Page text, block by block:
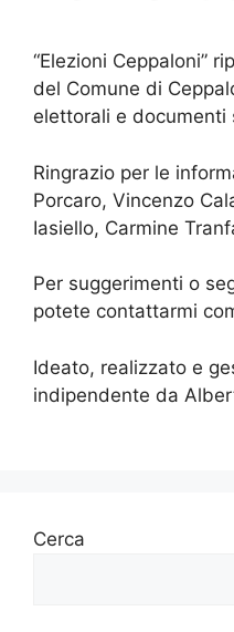
“Elezioni Ceppaloni”
del Comune di
elettorali e documenti
Ringrazio per le
Porcaro, Vincenzo
Iasiello, Carmine
Per suggerimenti o
potete contattarmi
Ideato, realizzato e
indipendente da
Cerca